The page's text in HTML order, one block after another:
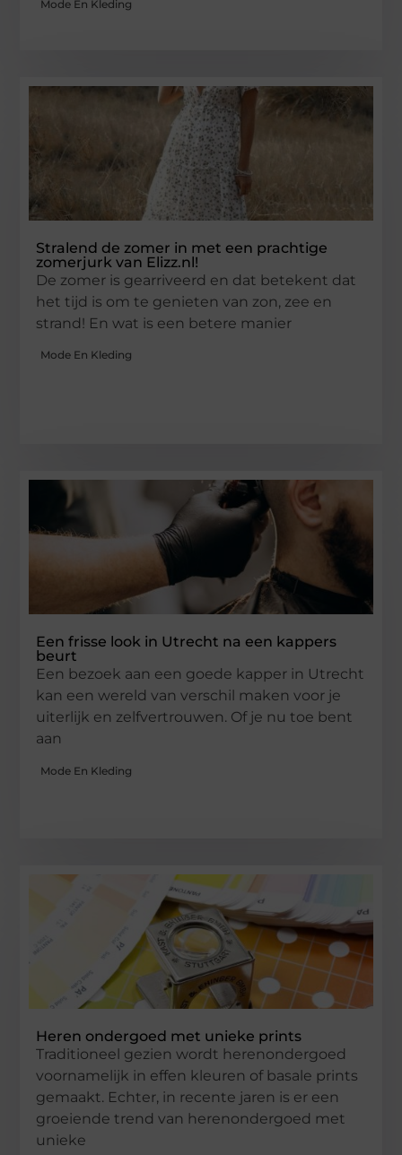
Mode En Kleding
Stralend de zomer in met een prachtige
zomerjurk van Elizz.nl!
De zomer is gearriveerd en dat betekent dat
het tijd is om te genieten van zon, zee en
strand! En wat is een betere manier
Mode En Kleding
Een frisse look in Utrecht na een kappers
beurt
Een bezoek aan een goede kapper in Utrecht
kan een wereld van verschil maken voor je
uiterlijk en zelfvertrouwen. Of je nu toe bent
aan
Mode En Kleding
Heren ondergoed met unieke prints
Traditioneel gezien wordt herenondergoed
voornamelijk in effen kleuren of basale prints
gemaakt. Echter, in recente jaren is er een
groeiende trend van herenondergoed met
unieke